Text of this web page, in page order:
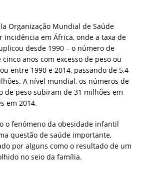
Organização Mundial de Saúde
incidência em África, onde a taxa de
desde 1990 – o número de
anos com excesso de peso ou
entre 1990 e 2014, passando de 5,4
A nível mundial, os números de
de peso subiram de 31 milhões em
em 2014.
o fenómeno da obesidade infantil
questão de saúde importante,
por alguns como o resultado de um
no seio da família.